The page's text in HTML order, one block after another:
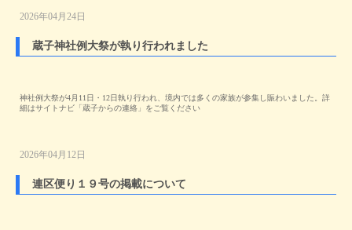
2026年04月24日
蔵子神社例大祭が執り行われました
神社例大祭が4月11日・12日執り行われ、境内では多くの家族が参集し賑わいました。詳
細はサイトナビ「蔵子からの連絡」をご覧ください
2026年04月12日
連区便り１９号の掲載について